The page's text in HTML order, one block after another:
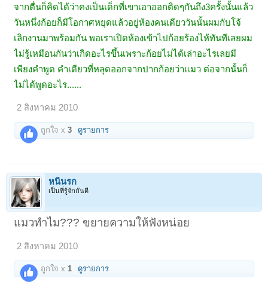
จากตื่นก็คิดได้ว่าคงเป็นเด็กที่เขาเอาออกติดๆกันถึง3ครั้งนั้นแล้ว
วันหนึ่งก้อยก็มีโอกาศหยุดแล้วอยู่ห้องคนเดียววันนั้นผมกับโจ้
เลิกงานมาพร้อมกัน พอเราเปิดห้องเข้าไปก้อยร้องไห้ทันทีเลยผม
ไม่รู้เหมือนกันว่าเกิดอะไรขึ้นเพราะก้อยไม่ได้เล่าอะไรเลยมี
เพียงคำพูด คำเดียวที่หลุดออกจากปากก้อยว่าแมว ต่อจากนั้นก็
ไม่ได้พูดอะไร......
2 สิงหาคม 2010
ถูกใจ x3 ดูรายการ
หนีนรก
เป็นที่รู้จักกันดี
แมวทำไม??? ขยายความให้ฟังหน่อย
2 สิงหาคม 2010
ถูกใจ x 1 ดูรายการ